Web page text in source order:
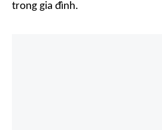
trong gia đình.